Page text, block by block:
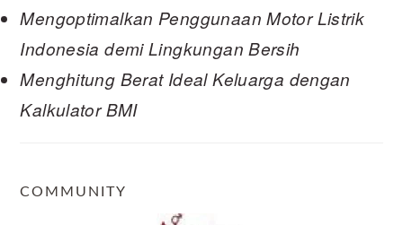
Mengoptimalkan Penggunaan Motor Listrik
Indonesia demi Lingkungan Bersih
Menghitung Berat Ideal Keluarga dengan
Kalkulator BMI
COMMUNITY